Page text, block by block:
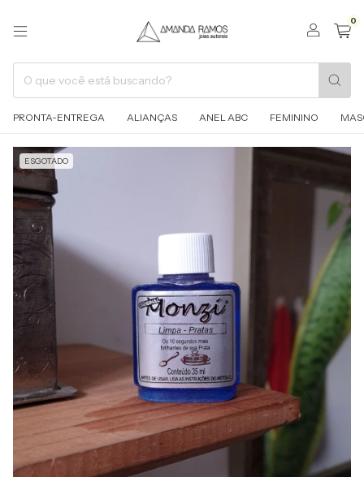
0
PRONTA-ENTREGA ALIANÇAS ANEL ABC FEMININO
ESGOTADO